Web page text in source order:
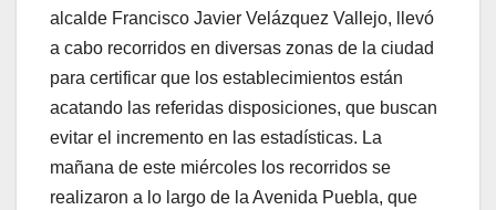
alcalde Francisco Javier Velázquez Vallejo, llevó
a cabo recorridos en diversas zonas de la ciudad
para certificar que los establecimientos están
acatando las referidas disposiciones, que buscan
evitar el incremento en las estadísticas. La
mañana de este miércoles los recorridos se
realizaron a lo largo de la Avenida Puebla, que